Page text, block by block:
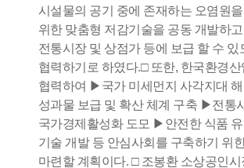
시설물의 공기 중에 존재하는 오염원을
위한 맞춤형 저감기술을 공동 개발하
전통시장 및 상점가 등에 보급 할 수 있
협력하기로 하였다.□ 또한, 한국환경
협력하여 ▶국가 미세먼지 사각지대 해
성과물 보급 및 확산 체계 구축 ▶전통
국가경제활성화 도모 ▶안전한 식품
기술 개발 등 안심사회를 구축하기 위
마련할 계획이다. □ 조봉환 소상공인